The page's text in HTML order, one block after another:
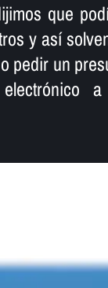
que
y así­
pedir un